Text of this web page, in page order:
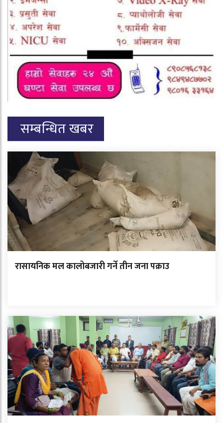
सम्बन्धित खबर
रासायनिक मल कालोबजारी गर्ने तीन जना पक्राउ